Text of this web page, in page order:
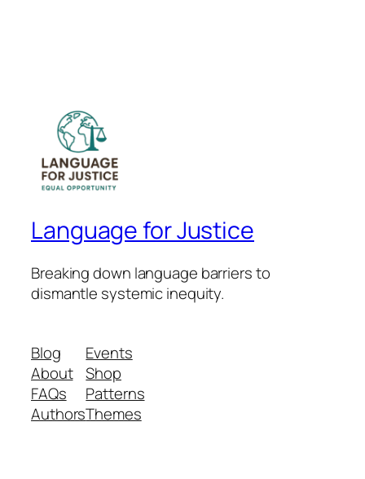
Language for Justice
Breaking down language barriers to
dismantle systemic inequity.
Blog
About
FAQs
Authors
Events
Shop
Patterns
Themes